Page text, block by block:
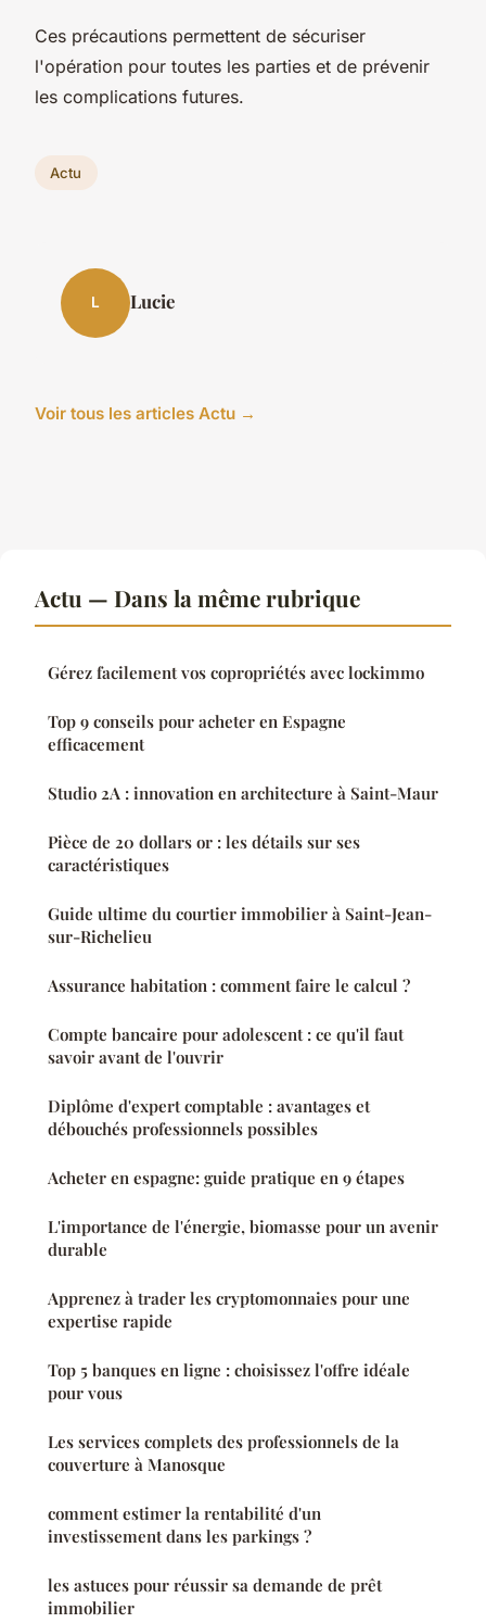
Ces précautions permettent de sécuriser
l'opération pour toutes les parties et de prévenir
les complications futures.
Actu
L Lucie
Voir tous les articles Actu →
Actu — Dans la même rubrique
Gérez facilement vos copropriétés avec lockimmo
Top 9 conseils pour acheter en Espagne
efficacement
Studio 2A : innovation en architecture à Saint-Maur
Pièce de 20 dollars or : les détails sur ses
caractéristiques
Guide ultime du courtier immobilier à Saint-Jean-
sur-Richelieu
Assurance habitation : comment faire le calcul ?
Compte bancaire pour adolescent : ce qu'il faut
savoir avant de l'ouvrir
Diplôme d'expert comptable : avantages et
débouchés professionnels possibles
Acheter en espagne: guide pratique en 9 étapes
L'importance de l'énergie, biomasse pour un avenir
durable
Apprenez à trader les cryptomonnaies pour une
expertise rapide
Top 5 banques en ligne : choisissez l'offre idéale
pour vous
Les services complets des professionnels de la
couverture à Manosque
comment estimer la rentabilité d'un
investissement dans les parkings ?
les astuces pour réussir sa demande de prêt
immobilier